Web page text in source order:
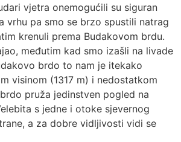
vjetra onemogućili su siguran
vrhu pa smo se brzo spustili natrag
krenuli prema Budakovom brdu.
međutim kad smo izašli na livade
brdo to nam je itekako
visinom (1317 m) i nedostatkom
pruža jedinstven pogled na
s jedne i otoke sjevernog
a za dobre vidljivosti vidi se